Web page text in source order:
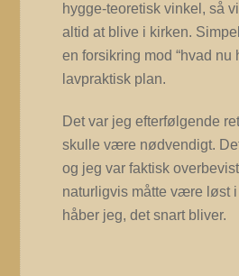
hygge-teoretisk vinkel, så
altid at blive i kirken.
en forsikring mod “hvad
lavpraktisk plan.
Det var jeg efterfølgende
skulle være nødvendigt.
og jeg var faktisk
naturligvis måtte være løst
håber jeg, det snart bliver.